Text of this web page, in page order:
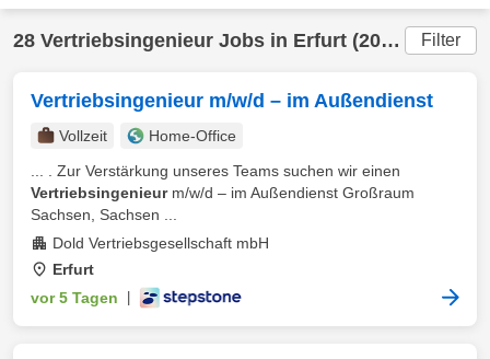
28 Vertriebsingenieur Jobs in Erfurt (20 km) gefunden Filter
Vertriebsingenieur m/w/d – im Außendienst
Vollzeit
Home-Office
... . Zur Verstärkung unseres Teams suchen wir einen
Vertriebsingenieurm/w/d – im Außendienst Großraum
Sachsen, Sachsen ...
Dold Vertriebsgesellschaft mbH
Erfurt
vor 5 Tagen